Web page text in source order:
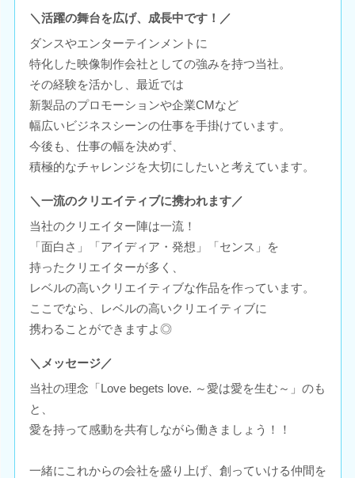
＼活躍の舞台を広げ、成長中です！／
ダンスやエンターテインメントに
特化した映像制作会社としての強みを持つ当社。
その経験を活かし、最近では
新製品のプロモーションや企業CMなど
幅広いビジネスシーンの仕事を手掛けています。
今後も、仕事の幅を決めず、
積極的なチャレンジを大切にしたいと考えています。
＼一流のクリエイティブに携われます／
当社のクリエイター陣は一流！
「面白さ」「アイディア・発想」「センス」を
持ったクリエイターが多く、
レベルの高いクリエイティブな作品を作っています。
ここでなら、レベルの高いクリエイティブに
携わることができますよ◎
＼メッセージ／
当社の理念「Love begets love. ～愛は愛を生む～」のも
と、
愛を持って感動を共有しながら働きましょう！！
一緒にこれからの会社を盛り上げ、創っていける仲間を